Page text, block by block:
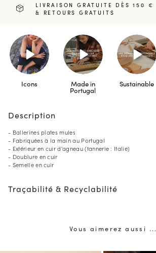
LIVRAISON GRATUITE DÈS 150 €
& RETOURS GRATUITS
Icons Made in
Portugal
Sustainable
Description
- Ballerines plates mules
- Fabriquées à la main au Portugal
- Extérieur en cuir d'agneau (tannerie : Italie)
- Doublure en cuir
- Semelle en cuir
Traçabilité & Recyclabilité
Vous aimerez aussi ...